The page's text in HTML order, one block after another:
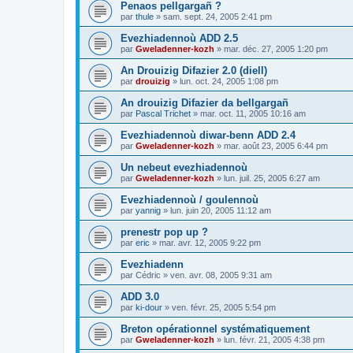
Penaos pellgargañ ?
par thule » sam. sept. 24, 2005 2:41 pm
Evezhiadennoù ADD 2.5
par Gweladenner-kozh » mar. déc. 27, 2005 1:20 pm
An Drouizig Difazier 2.0 (diell)
par drouizig » lun. oct. 24, 2005 1:08 pm
An drouizig Difazier da bellgargañ
par Pascal Trichet » mar. oct. 11, 2005 10:16 am
Evezhiadennoù diwar-benn ADD 2.4
par Gweladenner-kozh » mar. août 23, 2005 6:44 pm
Un nebeut evezhiadennoù
par Gweladenner-kozh » lun. juil. 25, 2005 6:27 am
Evezhiadennoù / goulennoù
par yannig » lun. juin 20, 2005 11:12 am
prenestr pop up ?
par eric » mar. avr. 12, 2005 9:22 pm
Evezhiadenn
par Cédric » ven. avr. 08, 2005 9:31 am
ADD 3.0
par ki-dour » ven. févr. 25, 2005 5:54 pm
Breton opérationnel systématiquement
par Gweladenner-kozh » lun. févr. 21, 2005 4:38 pm